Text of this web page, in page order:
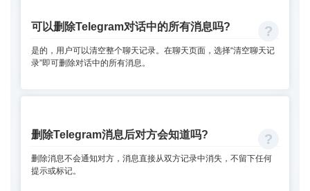
可以删除Telegram对话中的所有消息吗?
是的，用户可以清空整个聊天记录。在聊天页面，选择“清空聊天记
录”即可删除对话中的所有消息。
删除Telegram消息后对方会知道吗?
删除消息不会通知对方，消息直接从双方记录中消失，不留下任何
提示或标记。